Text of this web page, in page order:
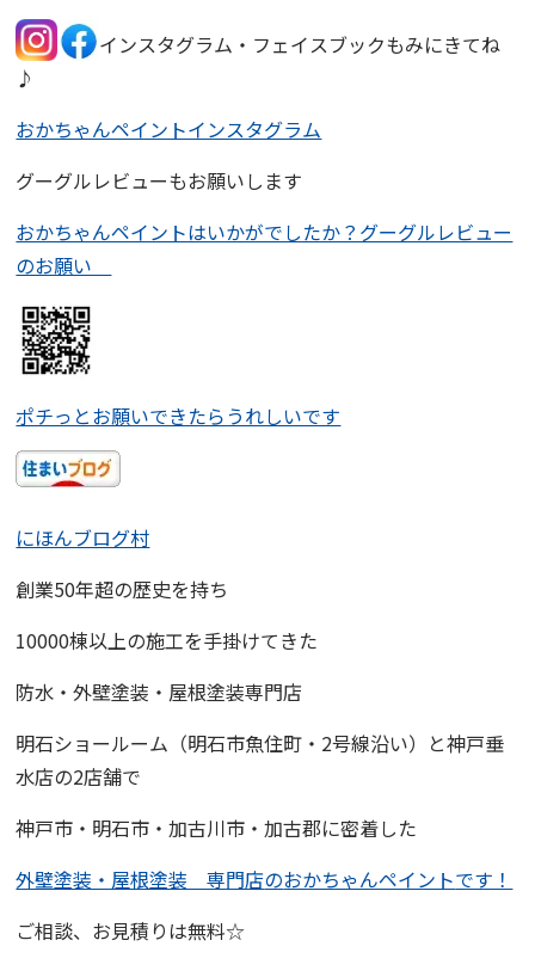
インスタグラム・フェイスブックもみにきてね
♪
おかちゃんペイントインスタグラム
グーグルレビューもお願いします
おかちゃんペイントはいかがでしたか？グーグルレビュー
のお願い
ポチっとお願いできたらうれしいです
にほんブログ村
創業50年超の歴史を持ち
10000棟以上の施工を手掛けてきた
防水・外壁塗装・屋根塗装専門店
明石ショールーム （明石市魚住町・2号線沿い）と神戸垂
水店の2店舗で
神戸市・明石市・加古川市・加古郡に密着した
外壁塗装・屋根塗装 専門店のおかちゃんペイントです！
ご相談、お見積りは無料☆